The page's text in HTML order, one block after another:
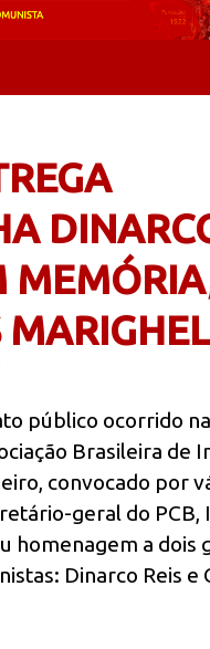
público ocorrido
Brasileira de
convocado por
geral do PCB,
homenagem a dois
Dinarco Reis e